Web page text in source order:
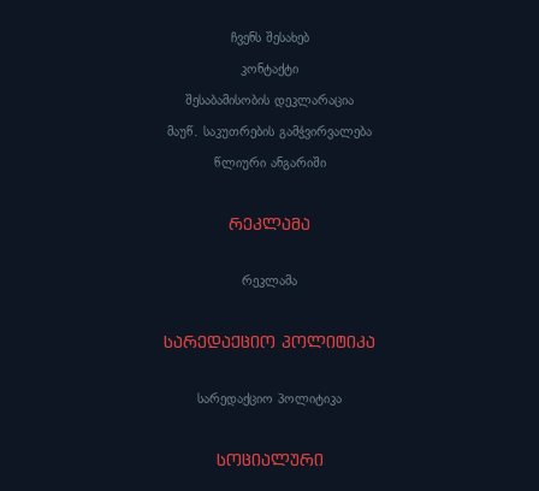
ჩვენს შესახებ
კონტაქტი
შესაბამისობის დეკლარაცია
მაუწ. საკუთრების გამჭვირვალება
წლიური ანგარიში
რეკლამა
რეკლამა
სარედაქციო პოლიტიკა
სარედაქციო პოლიტიკა
სოციალური